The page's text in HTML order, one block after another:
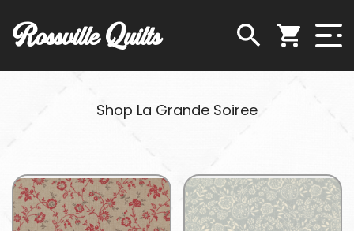
Rossville Quilts
Shop La Grande Soiree